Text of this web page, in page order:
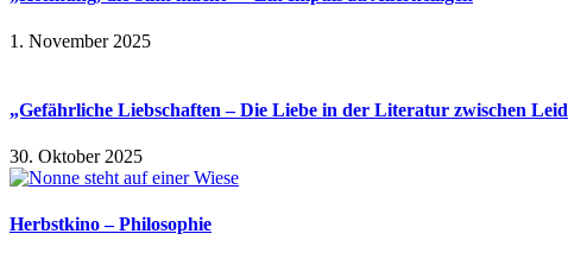
1. November 2025
„Gefährliche Liebschaften – Die Liebe in der Literatur zwischen
30. Oktober 2025
Herbstkino – Philosophie